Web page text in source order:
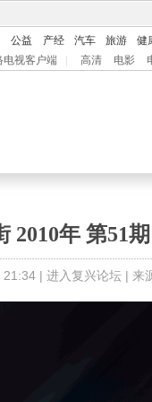
公益 产经 汽车 旅游 健
电视客户端 高清 电影
2010年 第51期
21:34 | 进入复兴论坛 | 来